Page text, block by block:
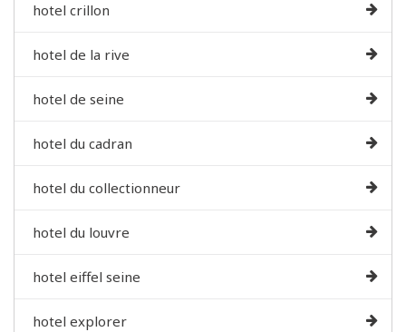
hotel crillon
hotel de la rive
hotel de seine
hotel du cadran
hotel du collectionneur
hotel du louvre
hotel eiffel seine
hotel explorer